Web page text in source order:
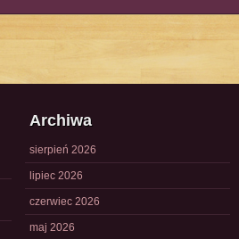
Archiwa
sierpień 2026
lipiec 2026
czerwiec 2026
maj 2026